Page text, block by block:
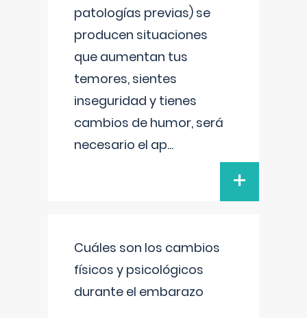
patologías previas) se
producen situaciones
que aumentan tus
temores, sientes
inseguridad y tienes
cambios de humor, será
necesario el ap...
+
Cuáles son los cambios
físicos y psicológicos
durante el embarazo